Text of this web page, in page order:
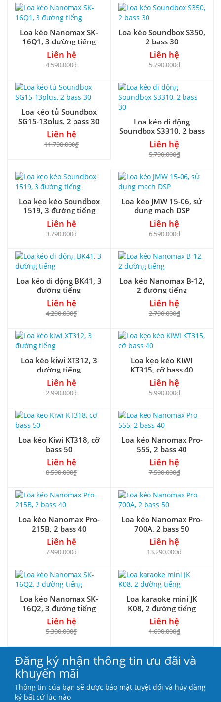
Loa kéo Nanomax SK-
16Q1, 3 đường tiếng
Liên hệ
4.590.000₫
Loa kéo Soundbox S350,
2 bass 30
Liên hệ
5.790.000₫
Loa kéo tủ Soundbox
SG15-13plus, 2 bass 30
Liên hệ
11.790.000₫
Loa kéo di động
Soundbox S3310, 2 bass
30
Liên hệ
5.790.000₫
Loa kẹo kéo Soundbox
1519, 3 đường tiếng
Liên hệ
3.790.000₫
Loa kéo JMW 15-06, sử
dụng mạch DSP
Liên hệ
6.590.000₫
Loa kéo di động BK41, 3
đường tiếng
Liên hệ
4.290.000₫
Loa kéo Nanomax B-12,
2 đường tiếng
Liên hệ
2.790.000₫
Loa kéo kiwi XT312, 3
đường tiếng
Liên hệ
2.990.000₫
Loa kẹo kéo KIWI
KT315, cỡ bass 40
Liên hệ
5.990.000₫
Loa kéo Kiwi KT318, cỡ
bass 50
Liên hệ
8.590.000₫
Loa kéo Nanomax Pro-
555, 2 bass 40
Liên hệ
7.590.000₫
Loa kéo Nanomax Pro-
215B, 2 bass 40
Liên hệ
7.990.000₫
Loa kéo Nanomax Pro-
700A, 2 bass 50
Liên hệ
13.290.000₫
Loa kéo Nanomax SK-
16Q2, 3 đường tiếng
Liên hệ
5.300.000₫
Loa karaoke mini JK
K08, 2 đường tiếng
Liên hệ
1.690.000₫
Đăng ký nhận thông tin ưu đãi và
khuyến mãi
Thông tin của bạn sẽ được bảo mật tuyệt đối và hủy đăng
ký bất cứ lúc nào